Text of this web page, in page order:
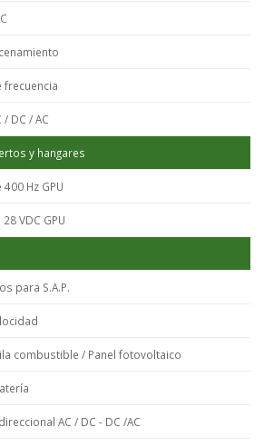
DC / AC
y hangares
Hz GPU
VDC GPU
para S.A.P.
combustible / Panel fotovoltaico
AC / DC - DC /AC